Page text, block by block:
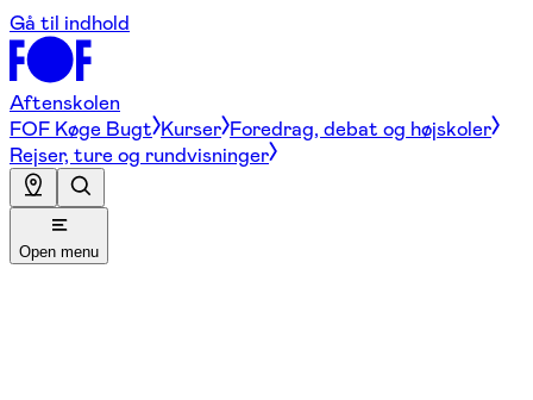
Gå til indhold
Aftenskolen
FOF Køge Bugt Kurser Foredrag, debat og højskoler
Rejser, ture og rundvisninger
Open menu